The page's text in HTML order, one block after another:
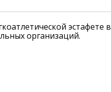
эстафете в
организаций.